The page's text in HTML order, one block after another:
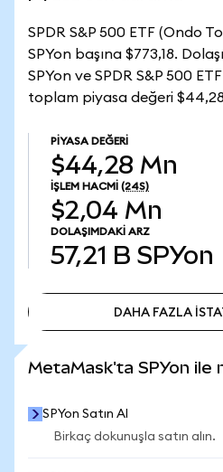
SPDR S&P 500 ETF (Ondo
SPYon başına $773,18.
SPYon ve SPDR S&P 500
toplam piyasa değeri
PIYASA DEĞERI
$44,28 Mn
İŞLEM HACMI (24S)
$2,04 Mn
DOLAŞIMDAKI ARZ
57,21 B SPYon
DAHA FAZLA
MetaMask'ta SPYon ile
SPYon Satın Al
Birkaç dokunuşla satın alın.